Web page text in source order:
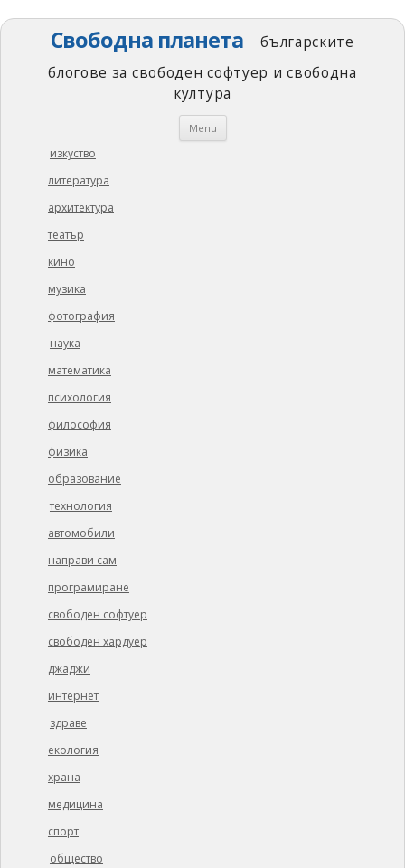
Свободна планета
българските
блогове за свободен софтуер и свободна
култура
Menu Skip
изкуство
литература
архитектура
театър
кино
музика
фотография
наука
математика
психология
философия
физика
образование
технология
автомобили
направи сам
програмиране
свободен софтуер
свободен хардуер
джаджи
интернет
здраве
екология
храна
медицина
спорт
общество